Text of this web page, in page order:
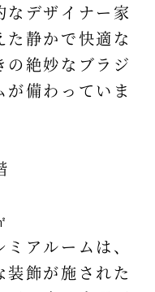
なデザイナー家
静かで快適な
の絶妙なブラジ
備わっていま
アルームは、
飾が施された